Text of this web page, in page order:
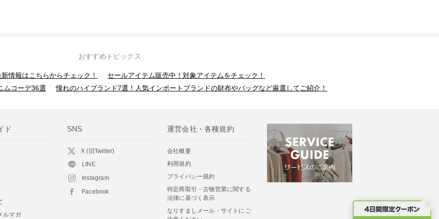
おすすめトピックス
情報はこちらからチェック！
セールアイテム販売中！対象アイテムをチェック！
ムコーデ36選
憧れのハイブランド7選！人気インポートブランドの財布やバッグなど厳選してご紹介！
ド
ルマガ
SNS
X (旧Twitter)
LINE
Instagram
Facebook
運営会社・各種規約
会社概要
利用規約
プライバシー規約
特定商取引・古物営業に関する
法律に基づく表示
なりすましメール・サイトにご